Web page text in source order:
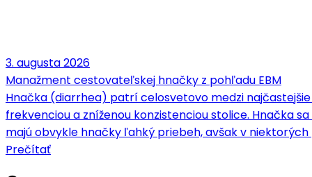
3. augusta 2026
Manažment cestovateľskej hnačky z pohľadu EBM
Hnačka (diarrhea) patrí celosvetovo medzi
frekvenciou a zníženou konzistenciou stolice. Hnačka
majú obvykle hnačky ľahký priebeh, avšak v
Prečítať